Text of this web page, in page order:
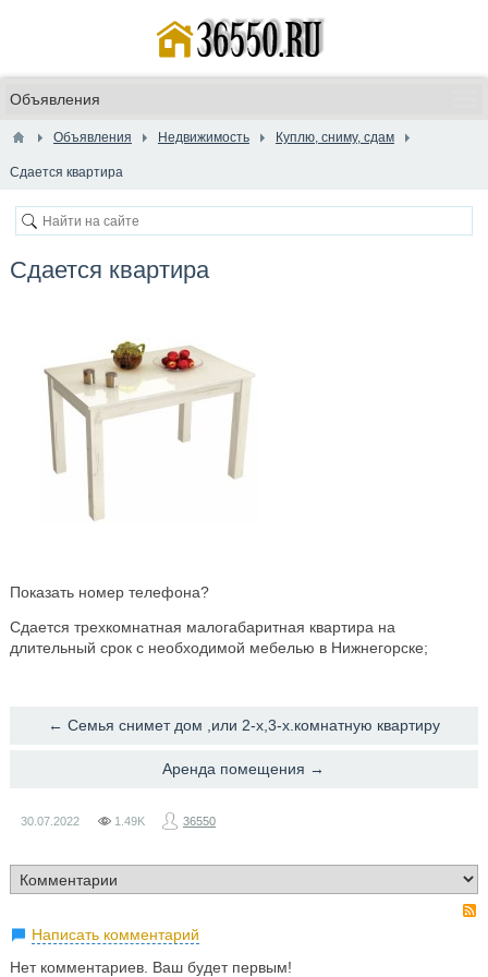
Объявления Недвижимость Куплю, сниму, сдам
​Сдается квартира
​Сдается квартира
Показать номер телефона?
Сдается трехкомнатная малогабаритная квартира на
длительный срок с необходимой мебелью в Нижнегорске;
← ​Семья снимет дом ,или 2-х,3-х.комнатную квартиру
​Аренда помещения →
30.07.2022 1.49K 36550
Написать комментарий
Нет комментариев. Ваш будет первым!